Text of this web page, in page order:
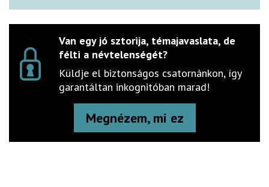
Van egy jó sztorija, témajavaslata, de
félti a névtelenségét?
Küldje el biztonságos csatornánkon, így
garantáltan inkognitóban marad!
Megnézem, mi ez